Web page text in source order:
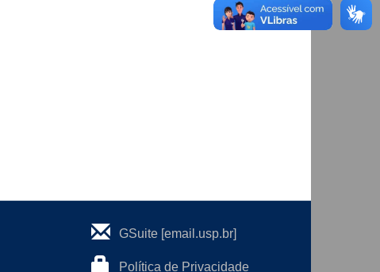
GSuite [email.usp.br]
Política de Privacidade